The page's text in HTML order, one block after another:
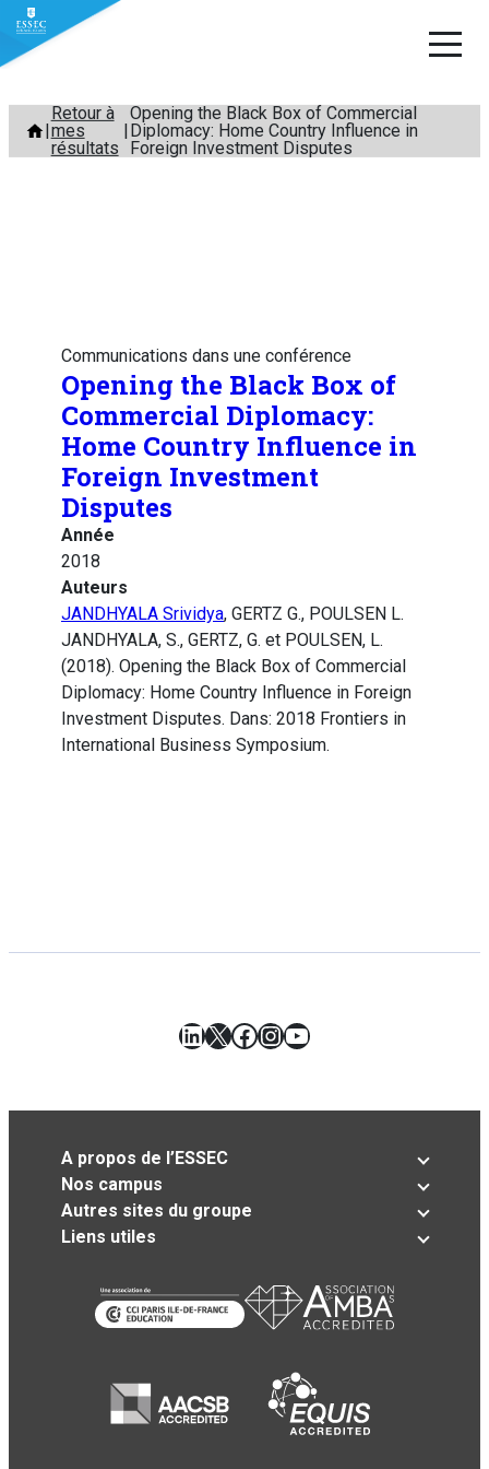
Aller
contenu
Retour à
mes
résultats
Opening the Black Box of Commercial
Diplomacy: Home Country Influence in
Foreign Investment Disputes
Communications dans une conférence
Opening the Black Box of
Commercial Diplomacy:
Home Country Influence in
Foreign Investment
Disputes
Année
2018
Auteurs
JANDHYALA Srividya, GERTZ G., POULSEN L.
JANDHYALA, S., GERTZ, G. et POULSEN, L.
(2018). Opening the Black Box of Commercial
Diplomacy: Home Country Influence in Foreign
Investment Disputes. Dans: 2018 Frontiers in
International Business Symposium.
LinkedIn
X Facebook
Instagram
YouTube
A propos de l’ESSEC
Nos campus
Autres sites du groupe
Liens utiles